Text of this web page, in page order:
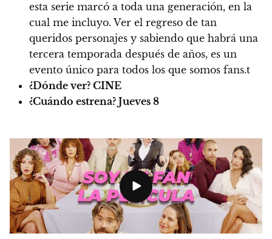
esta serie marcó a toda una generación, en la
cual me incluyo. Ver el regreso de tan
queridos personajes y sabiendo que habrá una
tercera temporada después de años, es un
evento único para todos los que somos fans.t
¿Dónde ver? CINE
¿Cuándo estrena? Jueves 8